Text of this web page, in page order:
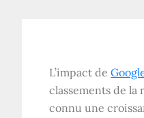
L’impact de
classements de la
connu une